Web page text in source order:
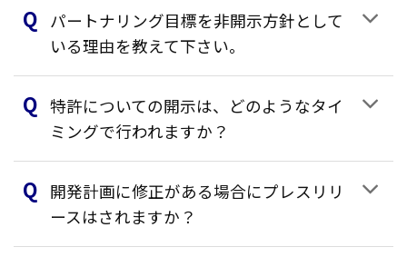
パートナリング目標を非開示方針として
いる理由を教えて下さい。
特許についての開示は、どのようなタイ
ミングで行われますか？
開発計画に修正がある場合にプレスリリ
ースはされますか？